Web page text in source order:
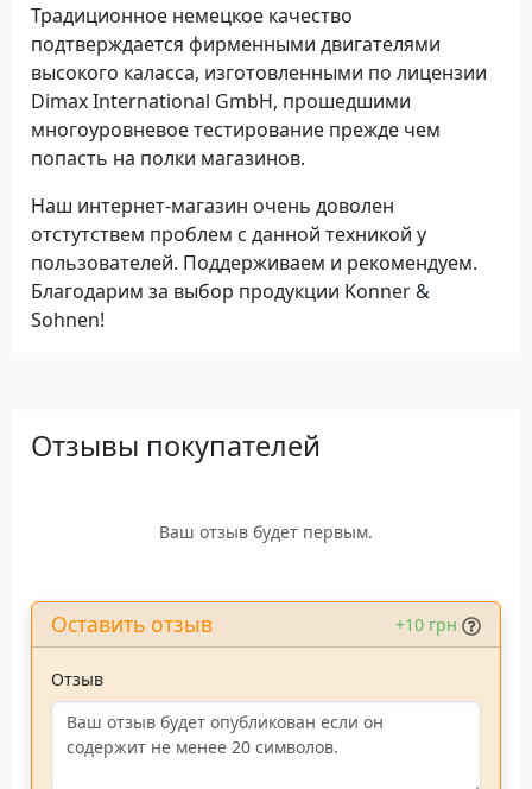
Традиционное немецкое качество
подтверждается фирменными двигателями
высокого каласса, изготовленными по лицензии
Dimax International GmbH, прошедшими
многоуровневое тестирование прежде чем
попасть на полки магазинов.
Наш интернет-магазин очень доволен
отстутствем проблем с данной техникой у
пользователей. Поддерживаем и рекомендуем.
Благодарим за выбор продукции Konner &
Sohnen!
Отзывы покупателей
Ваш отзыв будет первым.
+10 грн
Оставить отзыв
Отзыв